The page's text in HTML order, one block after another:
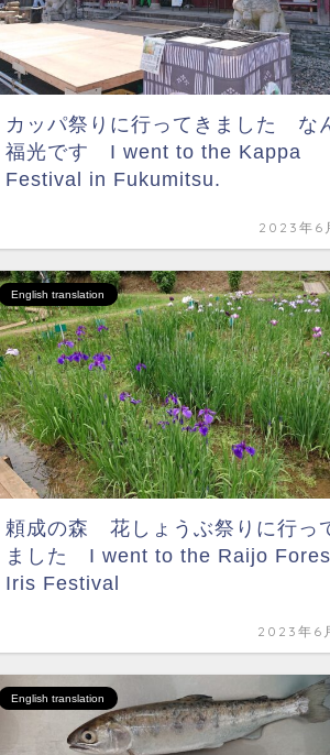
カッパ祭りに行ってきました な
福光です I went to the Kappa
Festival in Fukumitsu.
2023年6
English translation
頼成の森 花しょうぶ祭りに行っ
ました I went to the Raijo
Iris Festival
2023年6
English translation